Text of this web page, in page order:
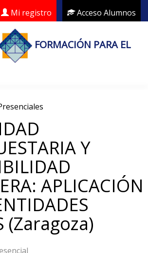
Acceso Alumnos
Mi registro
FORMACIÓN PARA EL
Y
APLICACIÓN
(Zaragoza)